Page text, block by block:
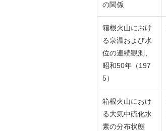
の関係
箱根火山におけ
る泉温および水
位の連続観測、
昭和50年（197
5）
箱根火山におけ
る大気中硫化水
素の分布状態